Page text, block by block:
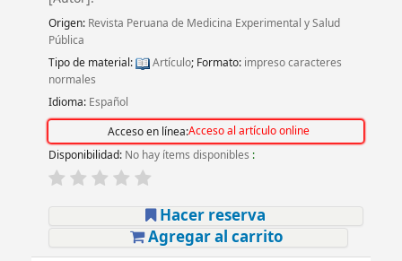
Origen: Revista Peruana de Medicina Experimental y Salud
Pública
Tipo de material:
Artículo; Formato: impreso caracteres
normales
Idioma: Español
Acceso en línea:Acceso al artículo online
Disponibilidad: No hay ítems disponibles :
Hacer reserva
Agregar al carrito